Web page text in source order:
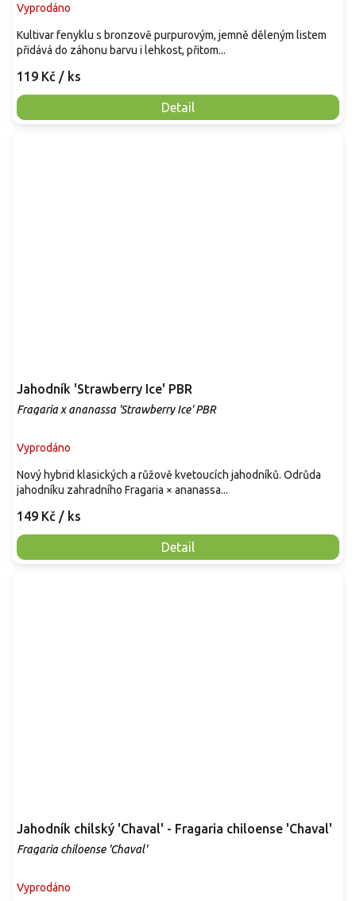
Vyprodáno
119 Kč / ks
Detail
Kultivar fenyklu s bronzově purpurovým, jemně děleným listem
přidává do záhonu barvu i lehkost, přitom...
Jahodník 'Strawberry Ice' PBR
Fragaria x ananassa 'Strawberry Ice' PBR
Vyprodáno
149 Kč / ks
Detail
Nový hybrid klasických a růžově kvetoucích jahodníků. Odrůda
jahodníku zahradního Fragaria × ananassa...
Jahodník chilský 'Chaval' - Fragaria chiloense 'Chaval'
Fragaria chiloense 'Chaval'
Vyprodáno